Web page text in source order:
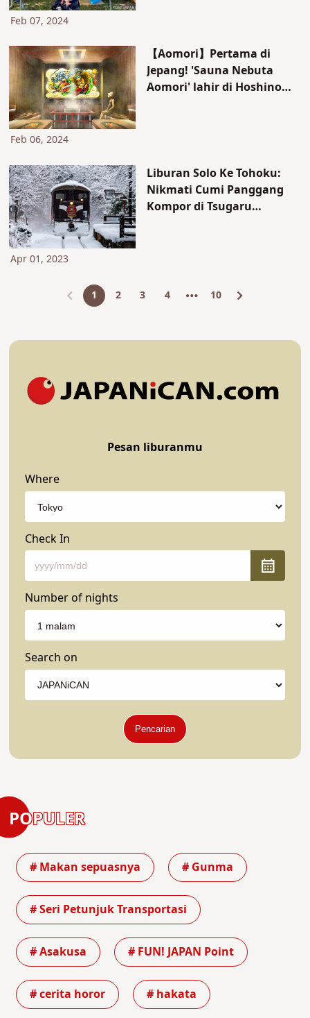
dengan tinggal di sana.
Feb 07, 2024
【Aomori】Pertama di
Jepang! 'Sauna Nebuta
Aomori' lahir di Hoshino
Feb 06, 2024
Liburan Solo Ke Tohoku:
Nikmati Cumi Panggang
Kompor di Tsugaru
Apr 01, 2023
1 2 3 4 10
Pesan liburanmu
Where
Check In
Number of nights
Search on
Pencarian
POPULER
# Makan sepuasnya # Gunma
# Seri Petunjuk Transportasi
# Asakusa # FUN! JAPAN Point
# cerita horor # hakata